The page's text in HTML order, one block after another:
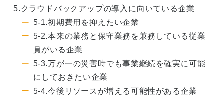
5.クラウドバックアップの導入に向いている企業
5-1.初期費用を抑えたい企業
5-2.本来の業務と保守業務を兼務している従業
員がいる企業
5-3.万が一の災害時でも事業継続を確実に可能
にしておきたい企業
5-4.今後リソースが増える可能性がある企業